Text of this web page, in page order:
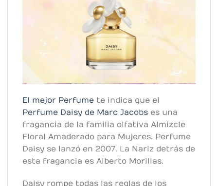
El mejor Perfume te indica que el
Perfume Daisy de Marc Jacobs es una
fragancia de la familia olfativa Almizcle
Floral Amaderado para Mujeres. Perfume
Daisy se lanzó en 2007. La Nariz detrás de
esta fragancia es Alberto Morillas.
Daisy rompe todas las reglas de los